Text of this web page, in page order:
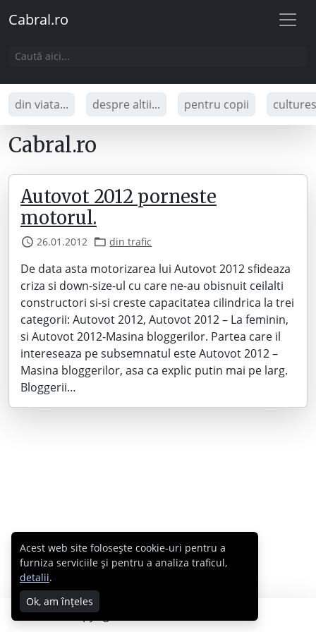
Cabral.ro
din viata... despre altii... pentru copii
Cabral.ro
Autovot 2012 porneste
motorul.
26.01.2012 din trafic
De data asta motorizarea lui Autovot 2012 sfideaza
criza si down-size-ul cu care ne-au obisnuit ceilalti
constructori si-si creste capacitatea cilindrica la trei
categorii: Autovot 2012, Autovot 2012 – La feminin,
si Autovot 2012-Masina bloggerilor. Partea care il
intereseaza pe subsemnatul este Autovot 2012 –
Masina bloggerilor, asa ca explic putin mai pe larg.
Bloggerii…
Copyright © 2007 - 2026 Cabral.ro
Acest web site folosește cookie-uri pentru a
furniza serviciile și pentru a analiza traficul,
detalii.
Ok, am înțeles